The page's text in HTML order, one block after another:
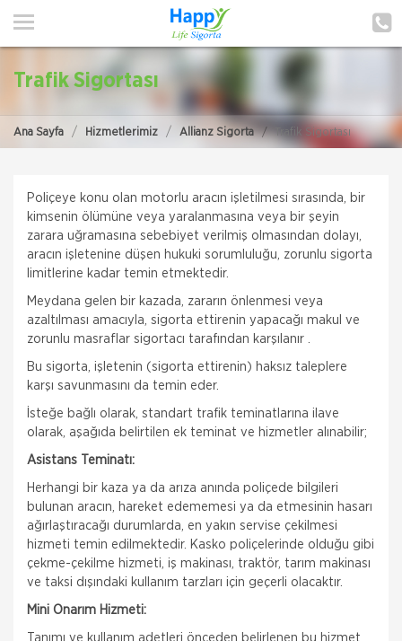
ANA SAYFA
POLIÇE HATIRLAT
TEKLİF AL
Trafik Sigortası
Ana Sayfa Hizmetlerimiz Allianz Sigorta Trafik Sigortası
Poliçeye konu olan motorlu aracın işletilmesi sırasında, bir
kimsenin ölümüne veya yaralanmasına veya bir şeyin
zarara uğramasına sebebiyet verilmiş olmasından dolayı,
aracın işletenine düşen hukuki sorumluluğu, zorunlu sigorta
limitlerine kadar temin etmektedir.
Meydana gelen bir kazada, zararın önlenmesi veya
azaltılması amacıyla, sigorta ettirenin yapacağı makul ve
zorunlu masraflar sigortacı tarafından karşılanır .
Bu sigorta, işletenin (sigorta ettirenin) haksız taleplere
karşı savunmasını da temin eder.
İsteğe bağlı olarak, standart trafik teminatlarına ilave
olarak, aşağıda belirtilen ek teminat ve hizmetler alınabilir;
Asistans Teminatı:
Herhangi bir kaza ya da arıza anında poliçede bilgileri
bulunan aracın, hareket edememesi ya da etmesinin hasarı
ağırlaştıracağı durumlarda, en yakın servise çekilmesi
hizmeti temin edilmektedir. Kasko poliçelerinde olduğu gibi
çekme-çekilme hizmeti, iş makinası, traktör, tarım makinası
ve taksi dışındaki kullanım tarzları için geçerli olacaktır.
Mini Onarım Hizmeti:
Tanımı ve kullanım adetleri önceden belirlenen bu hizmet